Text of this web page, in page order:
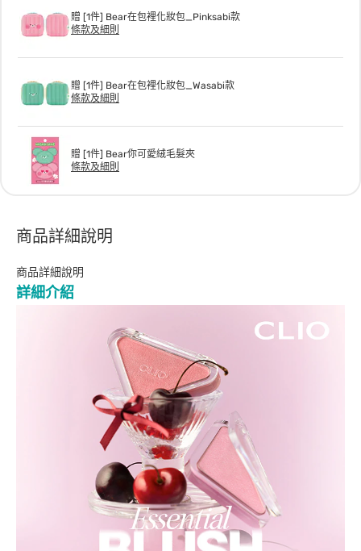
贈 [1件] Bear在包裡化妝包_Pinksabi款
條款及細則
贈 [1件] Bear在包裡化妝包_Wasabi款
條款及細則
贈 [1件] Bear你可愛絨毛髮夾
條款及細則
商品詳細說明
商品詳細說明
詳細介紹